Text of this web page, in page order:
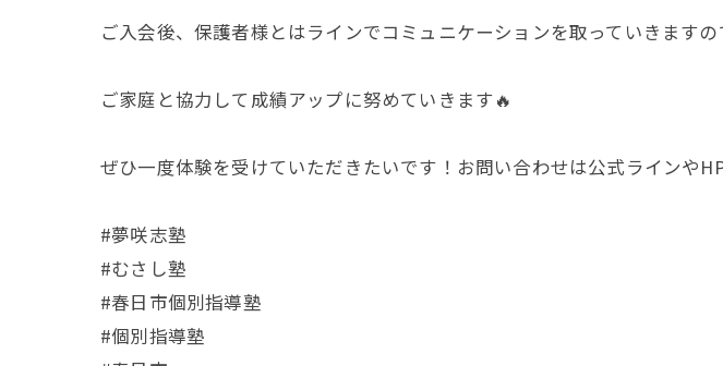
ご入会後、保護者様とはラインでコミュニケーションを取っていきます
ご家庭と協力して成績アップに努めていきます🔥
ぜひ一度体験を受けていただきたいです！お問い合わせは公式ラインや
#夢咲志塾
#むさし塾
#春日市個別指導塾
#個別指導塾